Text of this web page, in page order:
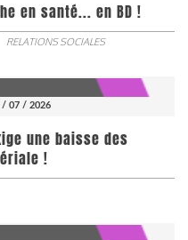
en santé... en BD !
RELATIONS SOCIALES
/ 07 / 2026
une baisse des
!